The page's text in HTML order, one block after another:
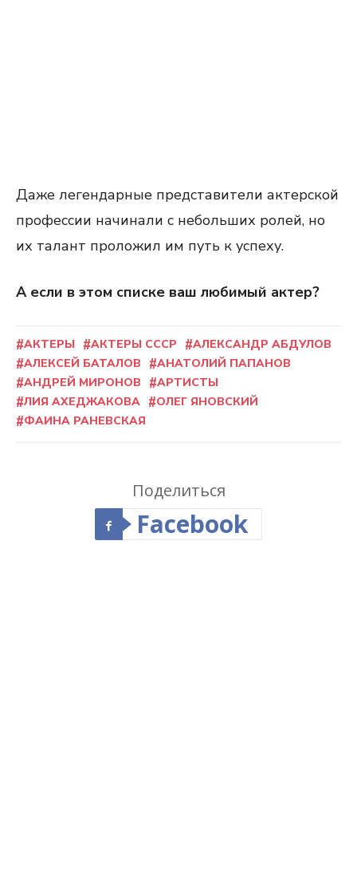
Даже легендарные представители актерской
профессии начинали с небольших ролей, но
их талант проложил им путь к успеху.
А если в этом списке ваш любимый актер?
АКТЕРЫ АКТЕРЫ СССР
АЛЕКСАНДР АБДУЛОВ
АЛЕКСЕЙ БАТАЛОВ
АНАТОЛИЙ ПАПАНОВ
АНДРЕЙ МИРОНОВ
АРТИСТЫ
ЛИЯ АХЕДЖАКОВА
ОЛЕГ ЯНОВСКИЙ
ФАИНА РАНЕВСКАЯ
Поделиться
Facebook